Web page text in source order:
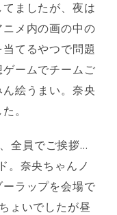
ましたが、夜は
メ内の画の中の
てるやつで問題
ームでチームご
絵うまい。奈央
。
全員でご挨拶…
。奈央ちゃんノ
ラップを会場で
ょいでしたが昼